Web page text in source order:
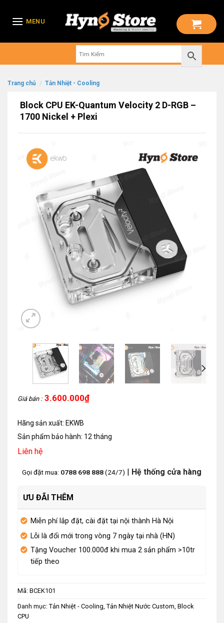
MENU
Trang chủ / Tản Nhiệt - Cooling
Block CPU EK-Quantum Velocity 2 D-RGB –
1700 Nickel + Plexi
Giá bán : 3.600.000₫
Hãng sản xuất: EKWB
Sản phẩm bảo hành: 12 tháng
Liên hệ
Gọi đặt mua: 0788 698 888(24/7) Hệ thống cửa hàng
ƯU ĐÃI THÊM
Miễn phí lắp đặt, cài đặt tại nội thành Hà Nội
Lỗi là đổi mới trong vòng 7 ngày tại nhà (HN)
Tặng Voucher 100.000đ khi mua 2 sản phẩm >10tr
tiếp theo
Mã: BCEK101
Danh mục: Tản Nhiệt - Cooling, Tản Nhiệt Nước Custom, Block
CPU